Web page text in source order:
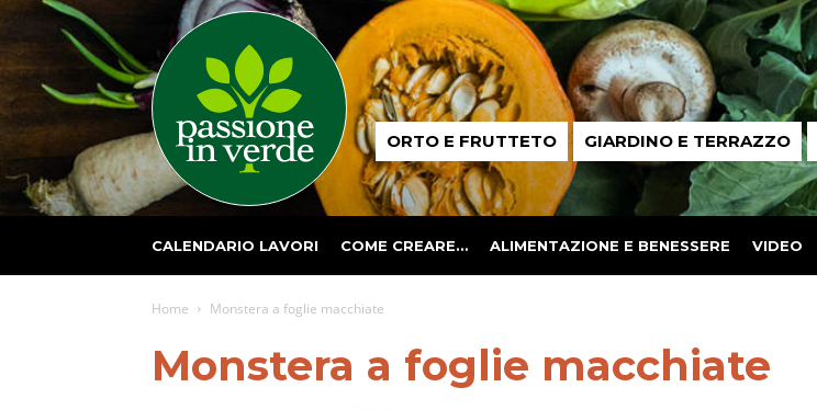
Passione
in ORTO E FRUTTETO GIARDINO E TERRAZZO
CALENDARIO LAVORI COME CREARE… ALIMENTAZIONE E BENESSERE VIDEO
Home Monstera a foglie macchiate
Monstera a foglie macchiate